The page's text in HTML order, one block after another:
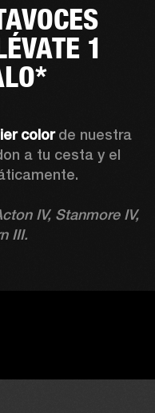
1
color de nuestra
IV, Stanmore IV,
III.